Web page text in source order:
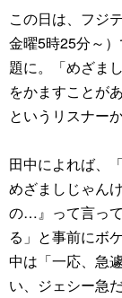
この日は、フジ
金曜5時25分～
題に。「めざま
をかますことが
というリスナー
田中によれば、
めざましじゃん
の…』って言っ
る」と事前にボ
中は「一応、急
い、ジェシー急